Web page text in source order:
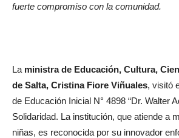
fuerte compromiso con la comunidad.
La ministra de Educación, Cultura,
de Salta, Cristina Fiore Viñuales, visitó
de Educación Inicial N° 4898 “Dr. Walter
Solidaridad. La institución, que atiende a
niñas, es reconocida por su innovador